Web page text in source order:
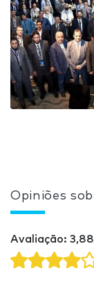
Opiniões
Avaliação: